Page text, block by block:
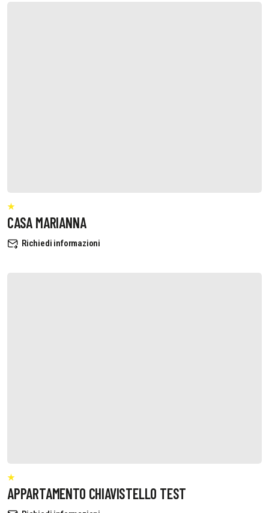
CASA MARIANNA
Richiedi informazioni
APPARTAMENTO CHIAVISTELLO TEST